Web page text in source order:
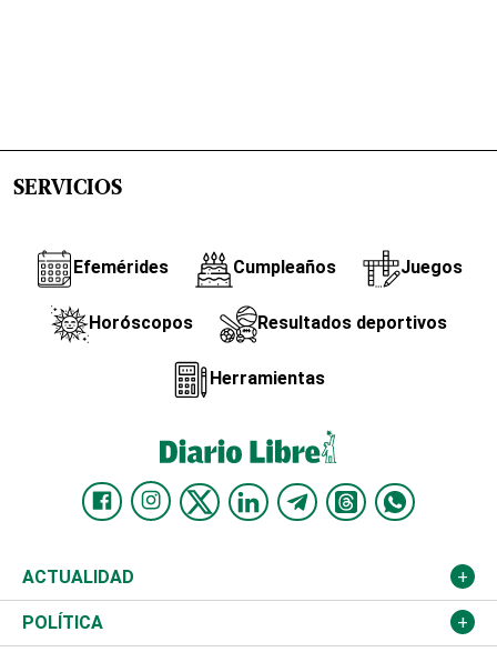
SERVICIOS
Efemérides Cumpleaños Juegos
Horóscopos Resultados deportivos
Herramientas
ACTUALIDAD
Nacional
POLÍTICA